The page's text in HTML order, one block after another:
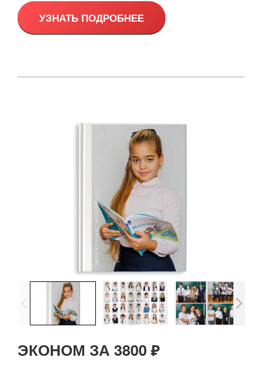
УЗНАТЬ ПОДРОБНЕЕ
ЭКОНОМ ЗА 3800 ₽